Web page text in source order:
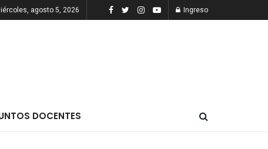
agosto 5, 2026 Ingreso
DOCENTES